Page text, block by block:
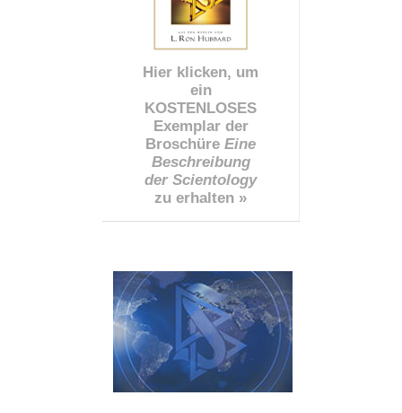
Hier klicken, um
ein
KOSTENLOSES
Exemplar der
Broschüre Eine
Beschreibung
der Scientology
zu erhalten »